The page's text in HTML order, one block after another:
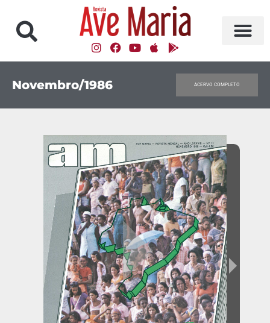
Novembro/1986 ACERVO COMPLETO